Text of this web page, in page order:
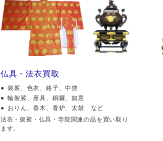
仏具・法衣買取
袈裟、色衣、絡子、中啓
輪袈裟、座具、銅鑼、如意
おりん、香木、香炉、太鼓 など
法衣・袈裟・仏具・寺院関連の品を買い取り
ます。